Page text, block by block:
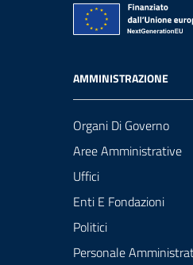
AMMINISTRAZIONE
Organi Di Governo
Aree Amministrative
Uffici
Enti E Fondazioni
Politici
Personale